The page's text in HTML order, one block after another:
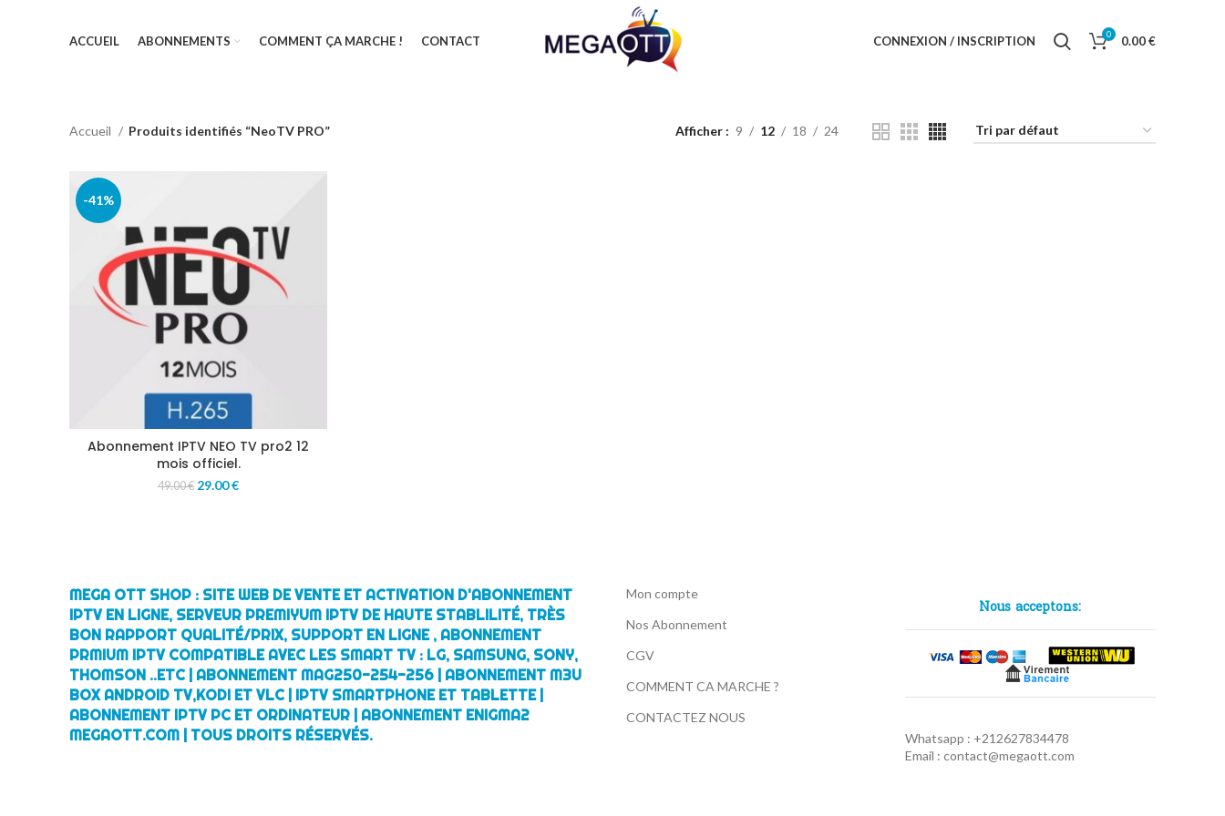
ACCUEIL ABONNEMENTS COMMENT ÇA MARCHE ! CONTACT CONNEXION / INSCRIPTION 0 0.00€
Accueil Produits identifiés “NeoTV PRO” Afficher 9 12 18 24
-41%
Abonnement IPTV NEO TV pro2 12
mois officiel.
49.00€ 29.00€
MEGA OTT SHOP : SITE WEB DE VENTE ET ACTIVATION D'ABONNEMENT
IPTV EN LIGNE, SERVEUR PREMIYUM IPTV DE HAUTE STABLILITÉ, TRÈS
BON RAPPORT QUALITÉ/PRIX, SUPPORT EN LIGNE , ABONNEMENT
PRMIUM IPTV COMPATIBLE AVEC LES SMART TV : LG, SAMSUNG, SONY,
THOMSON ..ETC | ABONNEMENT MAG250-254-256 | ABONNEMENT M3U
BOX ANDROID TV,KODI ET VLC | IPTV SMARTPHONE ET TABLETTE |
ABONNEMENT IPTV PC ET ORDINATEUR | ABONNEMENT ENIGMA2
MEGAOTT.COM | TOUS DROITS RÉSERVÉS.
Mon compte
Nos Abonnement
CGV
COMMENT CA MARCHE ?
CONTACTEZ NOUS
Nous acceptons:
Whatsapp : +212627834478
Email : contact@megaott.com